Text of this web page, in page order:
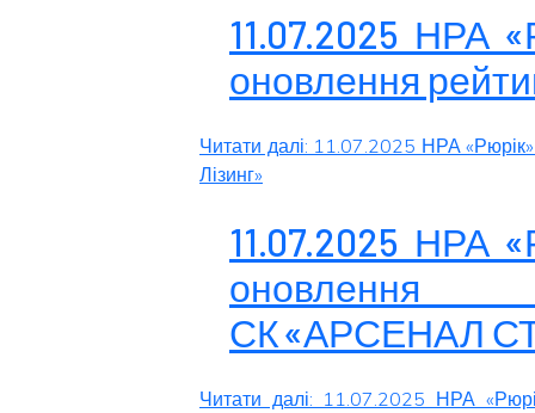
11.07.2025 НРА
оновлення
Читати далі: 11.07.2025 НРА
Лізинг»
11.07.2025 НРА
оновлення
СК «АРСЕНАЛ
Читати далі: 11.07.2025 НРА